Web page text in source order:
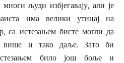
људи избјегавају, али је
има велики утицај на
са истезањем бисте могли да
више и тако даље. Зато би
било још боље и